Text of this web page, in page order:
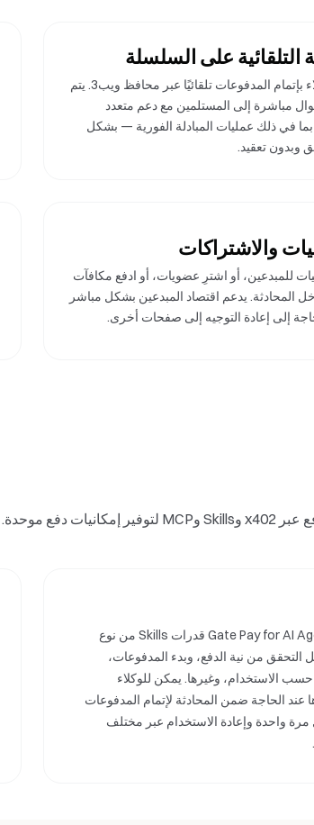
التلقائية على السلسلة
يقوم الوكلاء بإتمام المدفوعات تلقائيًا عبر محافظ ويب3. يتم
مباشرة إلى المستلمين مع دعم متعدد
في ذلك عمليات المبادلة الفورية — بشكل
وبدون تعقيد.
والاشتراكات
للمبدعين، أو اشترِ عضويات، أو ادفع مكافآت
المحادثة. يدعم اقتصاد المبدعين بشكل مباشر
إلى إعادة التوجيه إلى صفحات أخرى.
يوفّر Gate Pay for AI Agent قدرات Skills من نوع
التحقق من نية الدفع، وبدء المدفوعات،
حسب الاستخدام، وغيرها. يمكن للوكلاء
عند الحاجة ضمن المحادثة لإتمام المدفوعات
واحدة وإعادة الاستخدام عبر مختلف